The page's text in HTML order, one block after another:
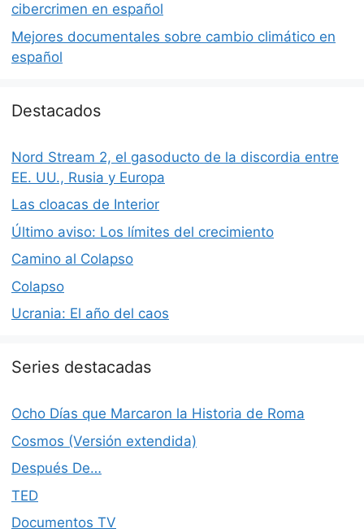
cibercrimen en español
Mejores documentales sobre cambio climático en
español
Destacados
Nord Stream 2, el gasoducto de la discordia entre
EE. UU., Rusia y Europa
Las cloacas de Interior
Último aviso: Los límites del crecimiento
Camino al Colapso
Colapso
Ucrania: El año del caos
Series destacadas
Ocho Días que Marcaron la Historia de Roma
Cosmos (Versión extendida)
Después De…
TED
Documentos TV